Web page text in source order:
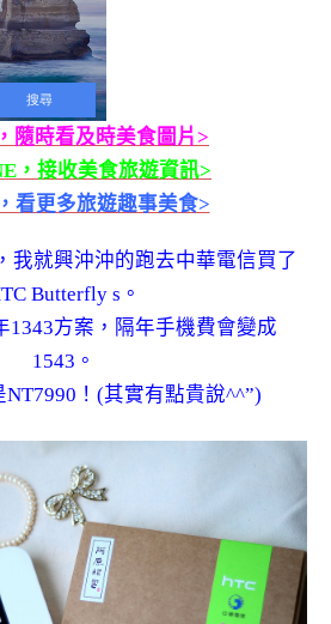
隨時看及時美食圖片>
，接收美食旅遊資訊>
看更多旅遊趣事美食>
我就興沖沖的跑去中華電信買了
Butterfly s。
1343方案，隔年手機費會變成
1543。
！(其實有點貴說^^”)